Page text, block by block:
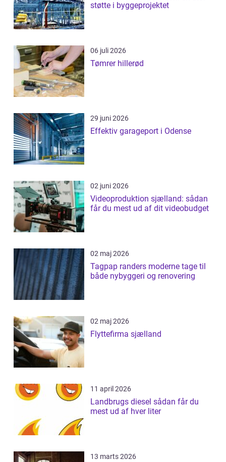
støtte i byggeprojektet
06 juli 2026
Tømrer hillerød
29 juni 2026
Effektiv garageport i Odense
02 juni 2026
Videoproduktion sjælland: sådan
får du mest ud af dit videobudget
02 maj 2026
Tagpap randers moderne tage til
både nybyggeri og renovering
02 maj 2026
Flyttefirma sjælland
11 april 2026
Landbrugs diesel sådan får du
mest ud af hver liter
13 marts 2026